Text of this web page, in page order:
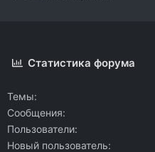
Статистика форума
Темы
Сообщения
Пользователи
Новый пользователь